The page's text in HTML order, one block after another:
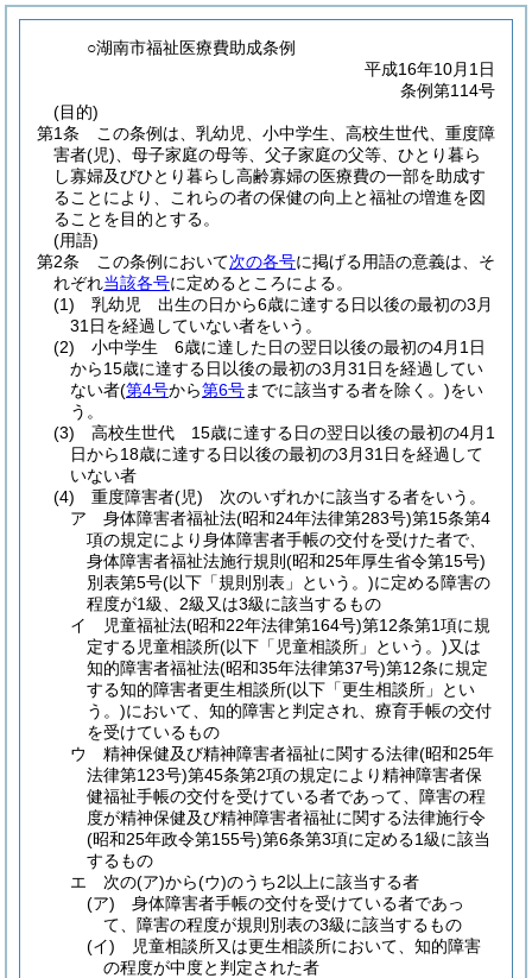
○湖南市福祉医療費助成条例
平成16年10月1日
条例第114号
(目的)
第1条
この条例は、乳幼児、小中学生、高校生世代、重度障
害者(児) 、母子家庭の母等、父子家庭の父等、ひとり暮ら
し寡婦及びひとり暮らし高齢寡婦の医療費の一部を助成す
ることにより、これらの者の保健の向上と福祉の増進を図
ることを目的とする。
(用語)
第2条
この条例において次の各号に掲げる用語の意義は、そ
れぞれ当該各号に定めるところによる。
(1)
乳幼児 出生の日から6歳に達する日以後の最初の3月
31日を経過していない者をいう。
(2)
小中学生 6歳に達した日の翌日以後の最初の4月1日
から15歳に達する日以後の最初の3月31日を経過してい
ない者(第4号から第6号までに該当する者を除く。)をい
う。
(3)
高校生世代 15歳に達する日の翌日以後の最初の4月1
日から18歳に達する日以後の最初の3月31日を経過して
いない者
(4)
重度障害者(児) 次のいずれかに該当する者をいう。
ア
身体障害者福祉法(昭和24年法律第283号)第15条第4
項の規定により身体障害者手帳の交付を受けた者で、
身体障害者福祉法施行規則 (昭和25年厚生省令第15号)
別表第5号(以下「規則別表」という。)に定める障害の
程度が1級、2級又は3級に該当するもの
イ
児童福祉法(昭和22年法律第164号)第12条第1項に規
定する児童相談所(以下「児童相談所」という。)又は
知的障害者福祉法(昭和35年法律第37号)第12条に規定
する知的障害者更生相談所(以下「更生相談所」とい
う。)において、知的障害と判定され、療育手帳の交付
を受けているもの
ウ
精神保健及び精神障害者福祉に関する法律(昭和25年
法律第123号)第45条第2項の規定により精神障害者保
健福祉手帳の交付を受けている者であって、障害の程
度が精神保健及び精神障害者福祉に関する法律施行令
(昭和25年政令第155号)第6条第3項に定める1級に該当
するもの
エ
次の(ア)から(ウ)のうち2以上に該当する者
(ア)
身体障害者手帳の交付を受けている者であっ
て、障害の程度が規則別表の3級に該当するもの
(イ)
児童相談所又は更生相談所において、知的障害
の程度が中度と判定された者